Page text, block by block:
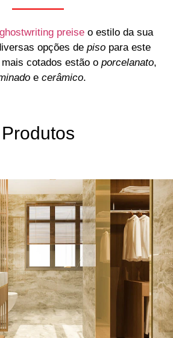
ghostwriting preise o estilo da sua
opções de pisopara este
cotados estão o porcelanato,
e cerâmico.
Produtos